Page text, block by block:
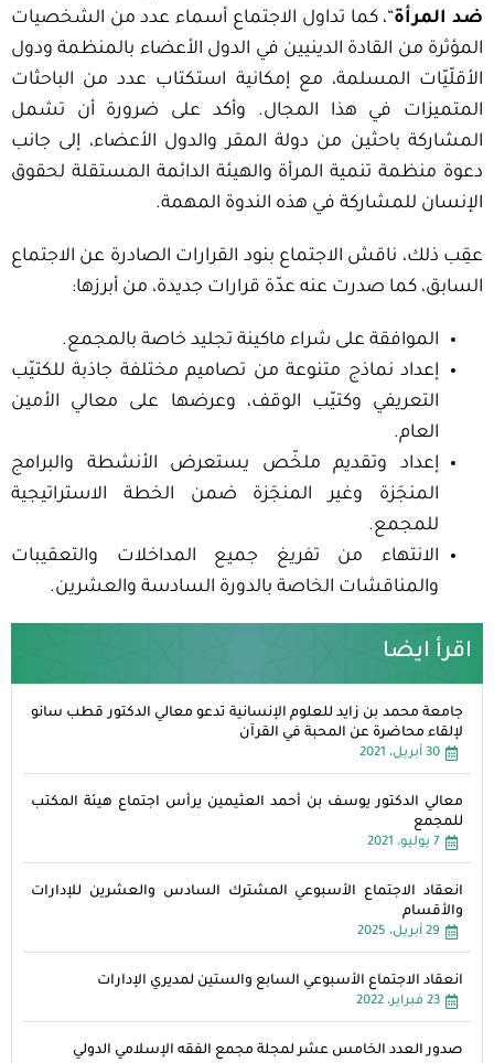
ضد المرأة“، كما تداول الاجتماع أسماء عدد من الشخصيات
المؤثرة من القادة الدينيين في الدول الأعضاء بالمنظمة ودول
الأقلّيّات المسلمة، مع إمكانية استكتاب عدد من الباحثات
المتميزات في هذا المجال. وأكد على ضرورة أن تشمل
المشاركة باحثين من دولة المقر والدول الأعضاء، إلى جانب
دعوة منظمة تنمية المرأة والهيئة الدائمة المستقلة لحقوق
الإنسان للمشاركة في هذه الندوة المهمة.
عقِب ذلك، ناقش الاجتماع بنود القرارات الصادرة عن الاجتماع
السابق، كما صدرت عنه عدّة قرارات جديدة، من أبرزها:
الموافقة على شراء ماكينة تجليد خاصة بالمجمع.
إعداد نماذج متنوعة من تصاميم مختلفة جاذبة للكتيّب
التعريفي وكتيّب الوقف، وعرضها على معالي الأمين
العام.
إعداد وتقديم ملخّص يستعرض الأنشطة والبرامج
المنجَزة وغير المنجَزة ضمن الخطة الاستراتيجية
للمجمع.
الانتهاء من تفريغ جميع المداخلات والتعقيبات
والمناقشات الخاصة بالدورة السادسة والعشرين.
اقرأ ايضا
جامعة محمد بن زايد للعلوم الإنسانية تدعو معالي الدكتور قطب سانو
لإلقاء محاضرة عن المحبة في القرآن
30 أبريل، 2021
معالي الدكتور يوسف بن أحمد العثيمين يرأس اجتماع هيئة المكتب
للمجمع
7 يوليو، 2021
انعقاد الاجتماع الأسبوعي المشترك السادس والعشرين للإدارات
والأقسام
29 أبريل، 2025
انعقاد الاجتماع الأسبوعي السابع والستين لمديري الإدارات
23 فبراير، 2022
صدور العدد الخامس عشر لمجلة مجمع الفقه الإسلامي الدولي